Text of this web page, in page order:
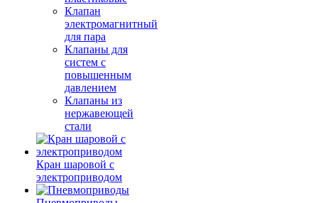
Клапан
электромагнитный
для пара
Клапаны для
систем с
повышенным
давлением
Клапаны из
нержавеющей
стали
Кран шаровой с
электроприводом